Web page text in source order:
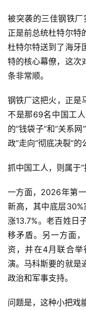
被突袭的三佳钢铁厂
正是前总统杜特尔特
杜特尔特送到了海牙
特的核心幕僚，这次
条非常顺。
钢铁厂这把火，正
不是那69名中国工
的“钱袋子”和“关系
政”走向“彻底决裂”的
抓中国工人，则属于“
一方面，2026年第
新高，其中底层
涨13.7%。老百姓日
移矛盾。另一方面，
资，并在4月联合举
演。马科斯要的就是
政治和军事支持。
问题是，这种小把戏